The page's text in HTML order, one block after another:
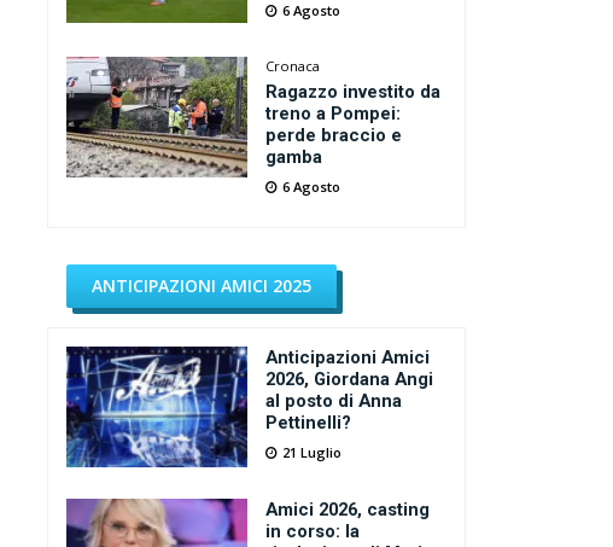
6 Agosto
Cronaca
Ragazzo investito da
treno a Pompei:
perde braccio e
gamba
6 Agosto
ANTICIPAZIONI AMICI 2025
Anticipazioni Amici
2026, Giordana Angi
al posto di Anna
Pettinelli?
21 Luglio
Amici 2026, casting
in corso: la